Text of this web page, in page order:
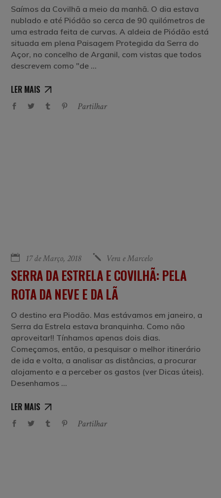
Saímos da Covilhã a meio da manhã. O dia estava
nublado e até Piódão so cerca de 90 quilómetros de
uma estrada feita de curvas. A aldeia de Piódão está
situada em plena Paisagem Protegida da Serra do
Açor, no concelho de Arganil, com vistas que todos
descrevem como "de
LER MAIS
Partilhar
17 de Março, 2018 Vera e Marcelo
SERRA DA ESTRELA E COVILHÃ: PELA
ROTA DA NEVE E DA LÃ
O destino era Piodão. Mas estávamos em janeiro, a
Serra da Estrela estava branquinha. Como não
aproveitar!! Tínhamos apenas dois dias.
Começamos, então, a pesquisar o melhor itinerário
de ida e volta, a analisar as distâncias, a procurar
alojamento e a perceber os gastos (ver Dicas úteis).
Desenhamos
LER MAIS
Partilhar